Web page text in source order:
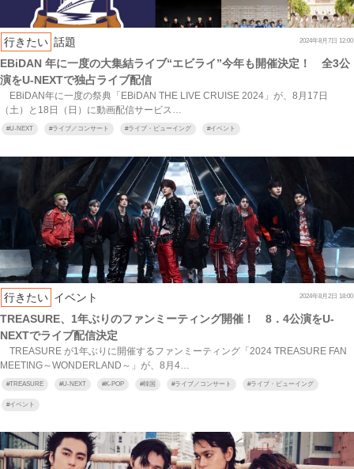
行きたい 話題 2024年8月7日 12:00
EBiDAN 年に一度の大集結ライブ“エビライ”今年も開催決定！ 全3公
演をU-NEXTで独占ライブ配信
EBiDAN年に一度の祭典「EBiDAN THE LIVE CRUISE 2024」が、8月17日
（土）と18日（日）に動画配信サービス…
#U-NEXT #ライブ／コンサート #ライブ・ビューイング #イベント
行きたい イベント 2024年8月2日 18:00
TREASURE、1年ぶりのファンミーティング開催！ 8．4公演をU-
NEXTでライブ配信決定
TREASURE が1年ぶりに開催するファンミーティング「2024 TREASURE FAN
MEETING～WONDERLAND～」が、8月4…
#TREASURE #U-NEXT #K-POP #韓国 #ライブ／コンサート #ライブ・ビューイング
#イベント